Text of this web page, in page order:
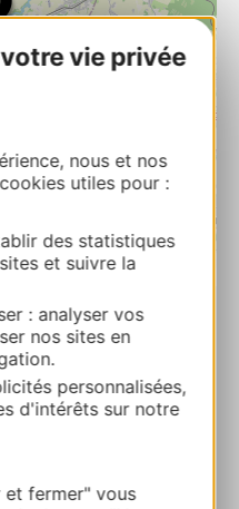
vie privée
nous et nos
utiles pour :
des statistiques
et suivre la
: analyser vos
nos sites en
personnalisées,
d'intérêts sur notre
et fermer" vous
data ©OpenStreetMap contributors
de l’Hôtel de